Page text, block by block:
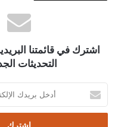
اشترك في قائمتنا
التحديثات
خ